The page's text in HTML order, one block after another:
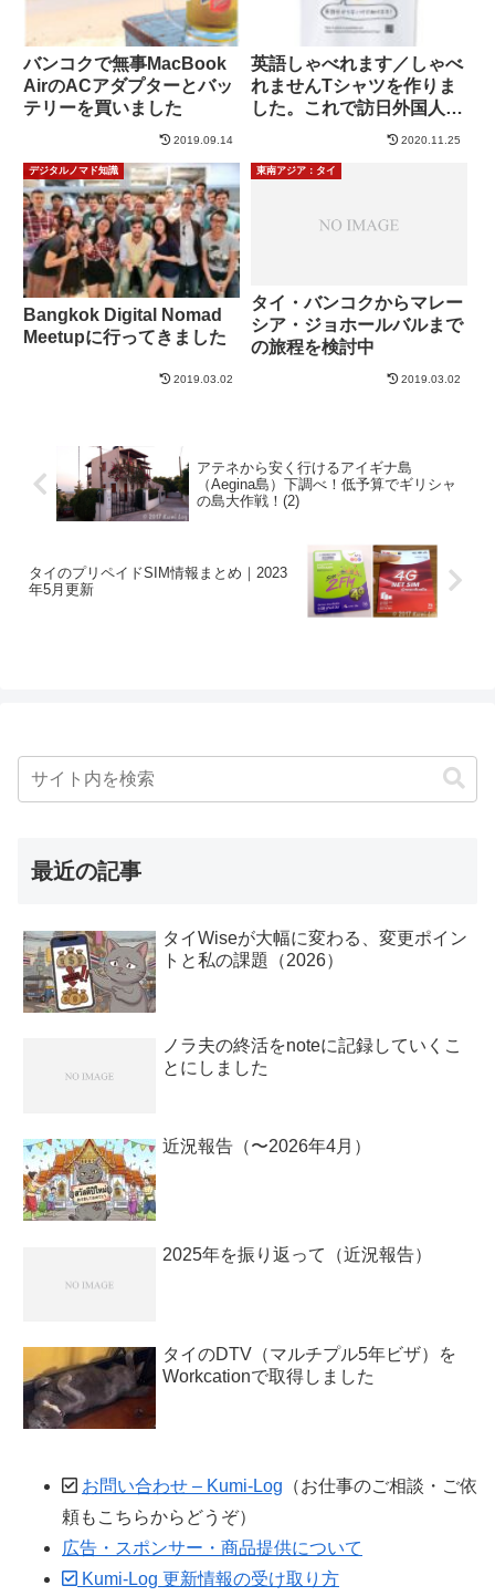
バンコクで無事MacBook
AirのACアダプターとバッ
テリーを買いました
2019.09.14
英語しゃべれます／しゃべ
れませんTシャツを作りま
した。これで訪日外国人を
2020.11.25
デジタルノマド知識
Bangkok Digital Nomad
Meetupに行ってきました
2019.03.02
東南アジア：タイ
タイ・バンコクからマレー
シア・ジョホールバルまで
の旅程を検討中
2019.03.02
アテネから安く行けるアイギナ島
（Aegina島）下調べ！低予算でギリシャ
の島大作戦！(2)
タイのプリペイドSIM情報まとめ｜2023
年5月更新
最近の記事
タイWiseが大幅に変わる、変更ポイン
トと私の課題（2026）
ノラ夫の終活をnoteに記録していくこ
とにしました
近況報告（〜2026年4月）
2025年を振り返って（近況報告）
タイのDTV（マルチプル5年ビザ）を
Workcationで取得しました
お問い合わせ – Kumi-Log （お仕事のご相談・ご依
頼もこちらからどうぞ）
広告・スポンサー・商品提供について
Kumi-Log 更新情報の受け取り方